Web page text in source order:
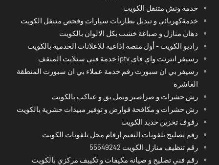
خدمة ونش متنقل الكويت
خدمةكهربائي و تبديل بطاريات سيارات وفحص متنقل الكويت
دهان منازل و صباغة خشب بكل الالوان بالكويت
راديو الكويت - أول منصة إذاعية للاعلانات الخدمية بالكويت
رسيفر انترنت واي فاي iptv خدمة فني ستلايت المنقف
رسيفر بي ان سبورت رقم خدمة عملاء بي ان سبورت المنطقة
العاشرة
رش حشرات و صراصير ونمل بق و عناكب بالكويت
رش حشرات و مكافحة قوارض و توفير مبيدات حشرية بالكويت
رفوف تخزين حديد الكويت
رقم تصليح تلفونات النعيم ارقام محل تلفونات الكويت
رقم تنظيف منازل الكويت 55549242
رقم فني تصليح و صيانة مكيفات و تكييف مركزي بالكويت